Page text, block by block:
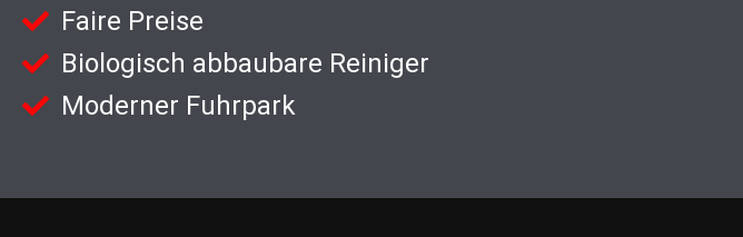
Faire Preise
Biologisch abbaubare Reiniger
Moderner Fuhrpark